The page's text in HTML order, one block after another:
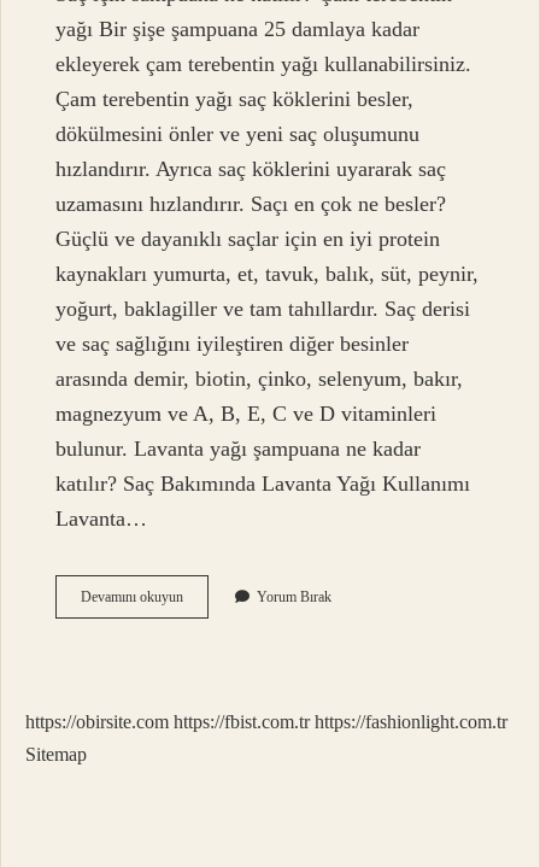
yağı Bir şişe şampuana 25 damlaya kadar
ekleyerek çam terebentin yağı kullanabilirsiniz.
Çam terebentin yağı saç köklerini besler,
dökülmesini önler ve yeni saç oluşumunu
hızlandırır. Ayrıca saç köklerini uyararak saç
uzamasını hızlandırır. Saçı en çok ne besler?
Güçlü ve dayanıklı saçlar için en iyi protein
kaynakları yumurta, et, tavuk, balık, süt, peynir,
yoğurt, baklagiller ve tam tahıllardır. Saç derisi
ve saç sağlığını iyileştiren diğer besinler
arasında demir, biotin, çinko, selenyum, bakır,
magnezyum ve A, B, E, C ve D vitaminleri
bulunur. Lavanta yağı şampuana ne kadar
katılır? Saç Bakımında Lavanta Yağı Kullanımı
Lavanta…
Devamını okuyunSaç
Bakımı
Yorum Bırak
https://obirsite.com https://fbist.com.tr https://fashionlight.com.tr
Sitemap